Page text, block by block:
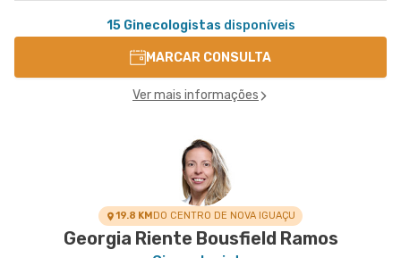
15 Ginecologistas disponíveis
MARCAR CONSULTA
Ver mais informações
19.8 KMDO CENTRO DE NOVA IGUAÇU
Georgia Riente Bousfield Ramos